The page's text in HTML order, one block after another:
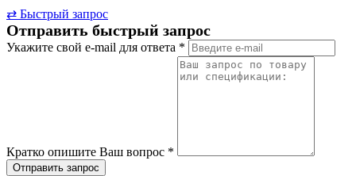
⇄ Быстрый запрос
Отправить быстрый запрос
Укажите свой e-mail для ответа *
Кратко опишите Ваш вопрос *